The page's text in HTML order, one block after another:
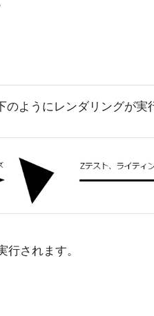
ようにレンダリングが実
されます。